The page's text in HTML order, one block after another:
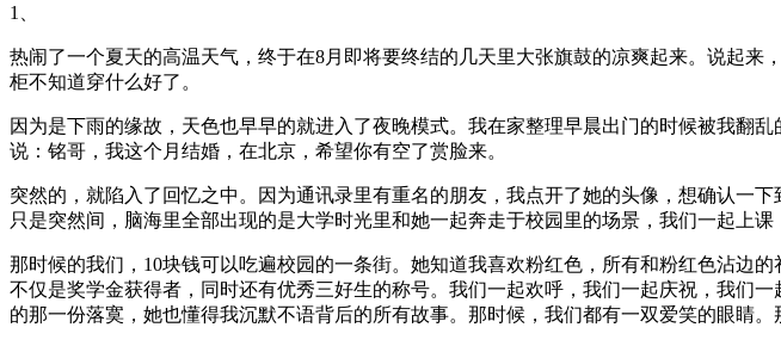
1、
热闹了一个夏天的高温天气，终于在8月即将要终结的几天里大张旗鼓的凉爽起来。说起
柜不知道穿什么好了。
因为是下雨的缘故，天色也早早的就进入了夜晚模式。我在家整理早晨出门的时候被我翻
说：铭哥，我这个月结婚，在北京，希望你有空了赏脸来。
突然的，就陷入了回忆之中。因为通讯录里有重名的朋友，我点开了她的头像，想确认一
只是突然间，脑海里全部出现的是大学时光里和她一起奔走于校园里的场景，我们一起上
那时候的我们，10块钱可以吃遍校园的一条街。她知道我喜欢粉红色，所有和粉红色沾边
不仅是奖学金获得者，同时还有优秀三好生的称号。我们一起欢呼，我们一起庆祝，我们
的那一份落寞，她也懂得我沉默不语背后的所有故事。那时候，我们都有一双爱笑的眼睛